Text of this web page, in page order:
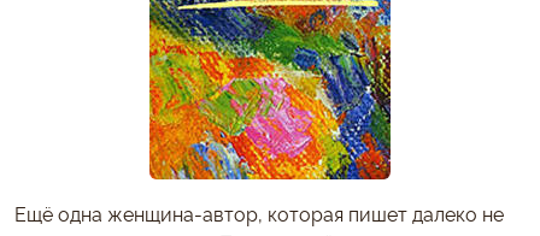
Ещё одна женщина-автор, которая пишет далеко не